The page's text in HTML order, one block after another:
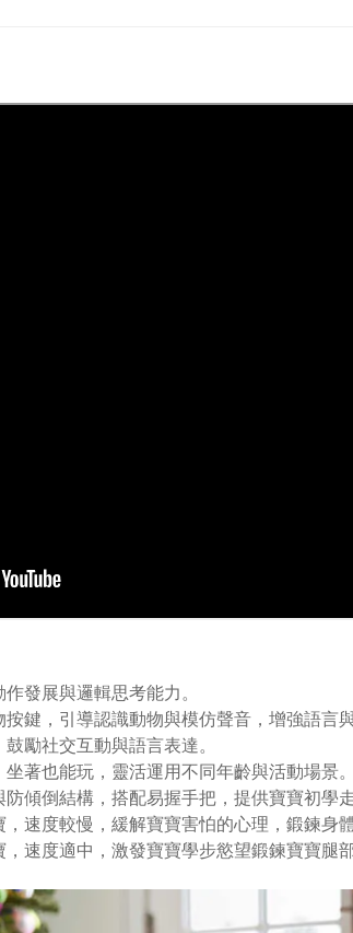
發展與邏輯思考能力。
鍵，引導認識動物與模仿聲音，增強語言與
勵社交互動與語言表達。
著也能玩，靈活運用不同年齡與活動場景。
傾倒結構，搭配易握手把，提供寶寶初學
速度較慢，緩解寶寶害怕的心理，鍛鍊身體
速度適中，激發寶寶學步慾望鍛鍊寶寶腿部